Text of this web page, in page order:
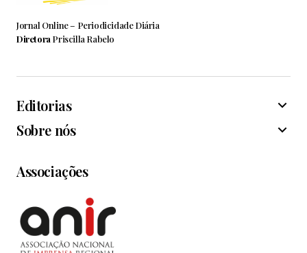
Jornal Online – Periodicidade Diária
Diretora Priscilla Rabelo
Editorias
Sobre nós
Associações